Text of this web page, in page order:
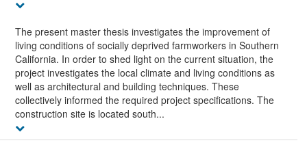
The present master thesis investigates the improvement of
living conditions of socially deprived farmworkers in Southern
California. In order to shed light on the current situation, the
project investigates the local climate and living conditions as
well as architectural and building techniques. These
collectively informed the required project specifications. The
construction site is located south...